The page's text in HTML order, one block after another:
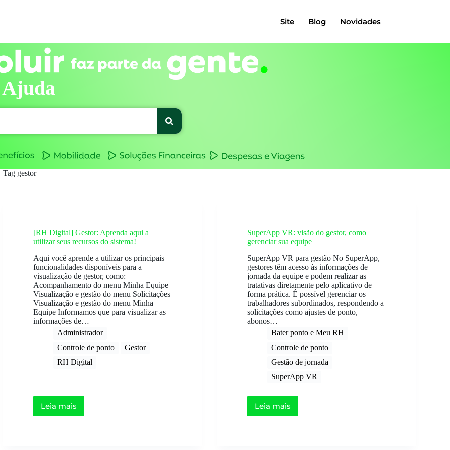
Site Blog Novidades
Tag gestor
[RH Digital] Gestor: Aprenda aqui a
utilizar seus recursos do sistema!
Aqui você aprende a utilizar os principais
funcionalidades disponíveis para a
visualização de gestor, como:
Acompanhamento do menu Minha Equipe
Visualização e gestão do menu Solicitações
Visualização e gestão do menu Minha
Equipe Informamos que para visualizar as
informações de…
Administrador
Controle de ponto
Gestor
RH Digital
Leia mais
SuperApp VR: visão do gestor, como
gerenciar sua equipe
SuperApp VR para gestão No SuperApp,
gestores têm acesso às informações de
jornada da equipe e podem realizar as
tratativas diretamente pelo aplicativo de
forma prática. É possível gerenciar os
trabalhadores subordinados, respondendo a
solicitações como ajustes de ponto,
abonos…
Bater ponto e Meu RH
Controle de ponto
Gestão de jornada
SuperApp VR
Leia mais